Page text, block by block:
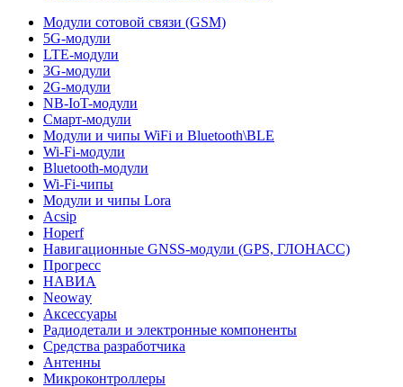
Модули сотовой связи (GSM)
5G-модули
LTE-модули
3G-модули
2G-модули
NB-IoT-модули
Смарт-модули
Модули и чипы WiFi и Bluetooth\BLE
Wi-Fi-модули
Bluetooth-модули
Wi-Fi-чипы
Модули и чипы Lora
Acsip
Hoperf
Навигационные GNSS-модули (GPS, ГЛОНАСС)
Прогресс
НАВИА
Neoway
Аксессуары
Радиодетали и электронные компоненты
Средства разработчика
Антенны
Микроконтроллеры